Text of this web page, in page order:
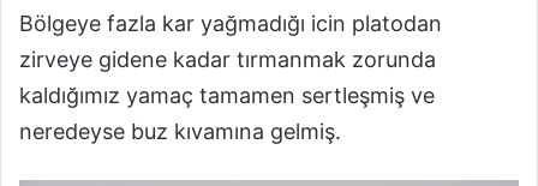
Bölgeye fazla kar yağmadığı icin platodan
zirveye gidene kadar tırmanmak zorunda
kaldığımız yamaç tamamen sertleşmiş ve
neredeyse buz kıvamına gelmiş.